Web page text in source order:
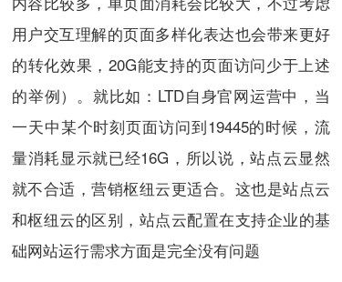
用户交互理解的页面多样化表达也会带来更好
的转化效果，20G能支持的页面访问少于上述
的举例）。就比如：LTD自身官网运营中，当
一天中某个时刻页面访问到19445的时候，流
量消耗显示就已经16G，所以说，站点云显然
就不合适，营销枢纽云更适合。这也是站点云
和枢纽云的区别，站点云配置在支持企业的基
础网站运行需求方面是完全没有问题